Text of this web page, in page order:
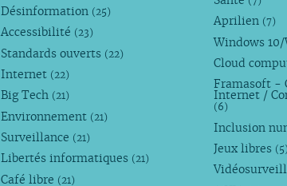
Désinformation (25)
Accessibilité (23)
Standards ouverts (22)
Internet (22)
Big Tech (21)
Environnement (21)
Surveillance (21)
Libertés informatiques (21)
Café libre (21)
Aprilien (7)
Windows 10/
Cloud
Framasoft -
Internet /
(6)
Inclusion
Jeux libres (5)